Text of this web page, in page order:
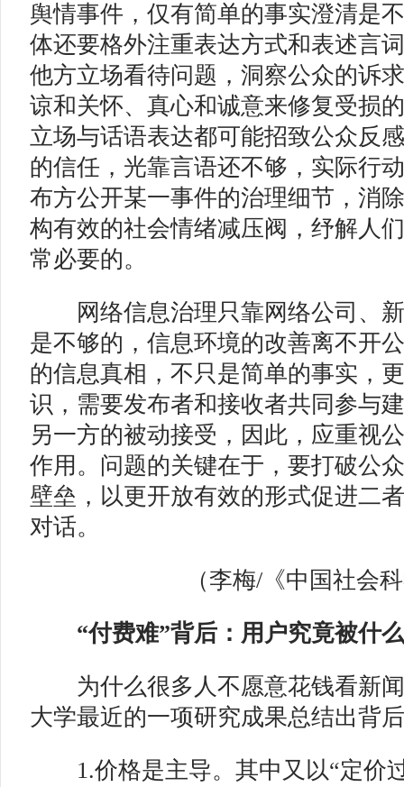
舆情事件，仅有简单的事实澄清是
体还要格外注重表达方式和表述言
他方立场看待问题，洞察公众的诉
谅和关怀、真心和诚意来修复受损
立场与话语表达都可能招致公众反
的信任，光靠言语还不够，实际行
布方公开某一事件的治理细节，消
构有效的社会情绪减压阀，纾解人
常必要的。
网络信息治理只靠网络公司、新
是不够的，信息环境的改善离不开
的信息真相，不只是简单的事实，
识，需要发布者和接收者共同参与
另一方的被动接受，因此，应重视
作用。问题的关键在于，要打破公
壁垒，以更开放有效的形式促进二
对话。
（李梅/《中国社会
“付费难”背后：用户究竟被什
为什么很多人不愿意花钱看新闻
大学最近的一项研究成果总结出背
1.价格是主导。其中又以“定价